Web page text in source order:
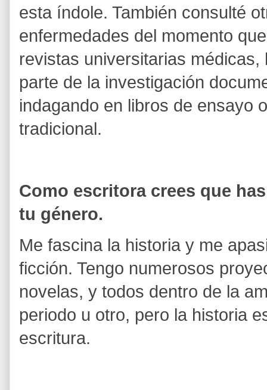
esta índole. También consulté
enfermedades del momento
revistas universitarias
parte de la investigación
indagando en libros de ensayo
tradicional.
Como escritora crees que
tu género.
Me fascina la historia y me
ficción. Tengo numerosos
novelas, y todos dentro de la
periodo u otro, pero la historia
escritura.